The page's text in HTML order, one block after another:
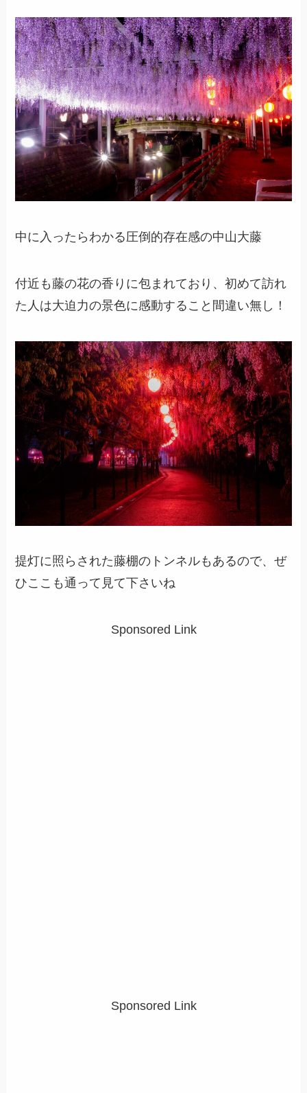
中に入ったらわかる圧倒的存在感の中山大藤
付近も藤の花の香りに包まれており、初めて訪れ
た人は大迫力の景色に感動すること間違い無し！
提灯に照らされた藤棚のトンネルもあるので、ぜ
ひここも通って見て下さいね
Sponsored Link
Sponsored Link